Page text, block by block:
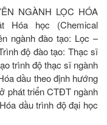
NGÀNH LỌC HÓA
Hóa học (Chemical
ngành đào tạo: Lọc –
độ đào tạo: Thạc sĩ
trình độ thạc sĩ ngành
dầu theo định hướng
phát triển CTĐT ngành
dầu trình độ đại học